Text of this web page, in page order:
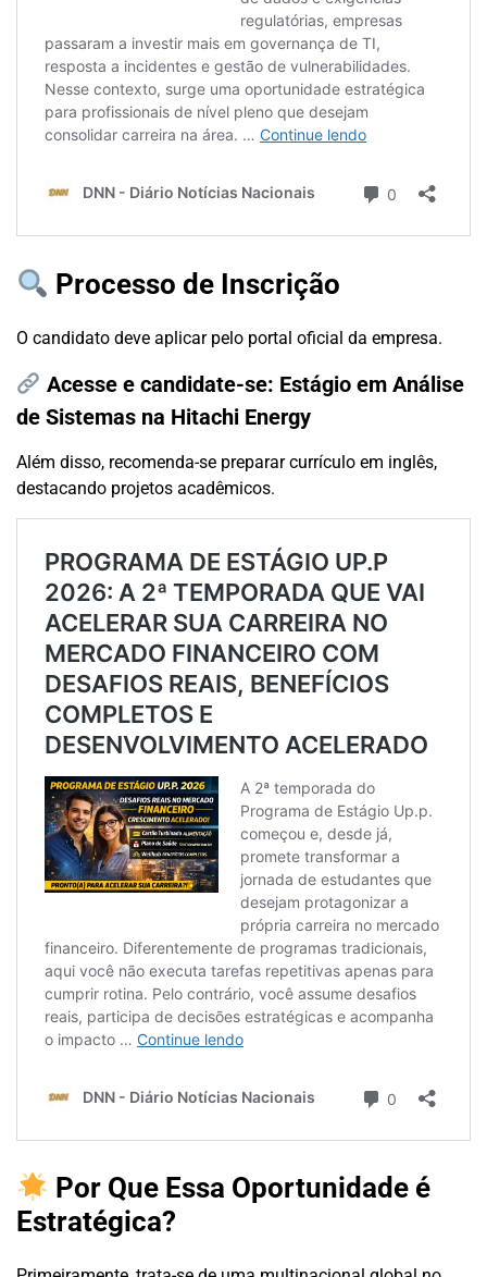
Processo de Inscrição
O candidato deve aplicar pelo portal oficial da empresa.
Acesse e candidate-se: Estágio em Análise
de Sistemas na Hitachi Energy
Além disso, recomenda-se preparar currículo em inglês,
destacando projetos acadêmicos.
Por Que Essa Oportunidade é
Estratégica?